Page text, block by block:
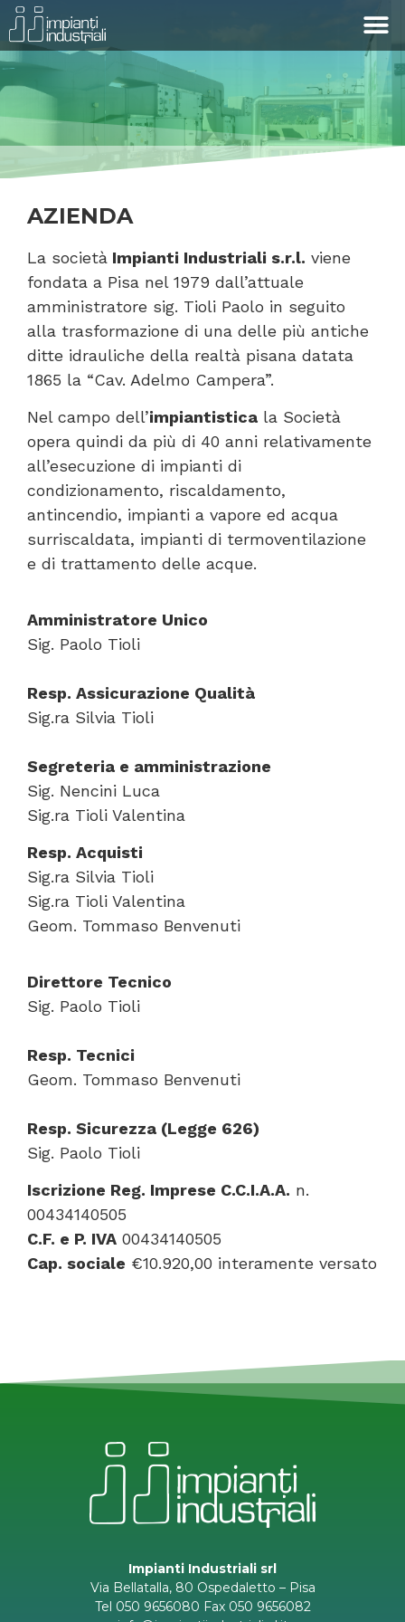
AZIENDA
La società Impianti Industriali s.r.l. viene
fondata a Pisa nel 1979 dall’attuale
amministratore sig. Tioli Paolo in seguito
alla trasformazione di una delle più antiche
ditte idrauliche della realtà pisana datata
1865 la “Cav. Adelmo Campera”.
Nel campo dell’impiantistica la Società
opera quindi da più di 40 anni relativamente
all’esecuzione di impianti di
condizionamento, riscaldamento,
antincendio, impianti a vapore ed acqua
surriscaldata, impianti di termoventilazione
e di trattamento delle acque.
Amministratore Unico
Sig. Paolo Tioli
Resp. Assicurazione Qualità
Sig.ra Silvia Tioli
Segreteria e amministrazione
Sig. Nencini Luca
Sig.ra Tioli Valentina
Resp. Acquisti
Sig.ra Silvia Tioli
Sig.ra Tioli Valentina
Geom. Tommaso Benvenuti
Direttore Tecnico
Sig. Paolo Tioli
Resp. Tecnici
Geom. Tommaso Benvenuti
Resp. Sicurezza (Legge 626)
Sig. Paolo Tioli
Iscrizione Reg. Imprese C.C.I.A.A. n.
00434140505
C.F. e P. IVA 00434140505
Cap. sociale €10.920,00 interamente versato
Impianti Industriali srl
Via Bellatalla, 80 Ospedaletto – Pisa
Tel 050 9656080 Fax 050 9656082